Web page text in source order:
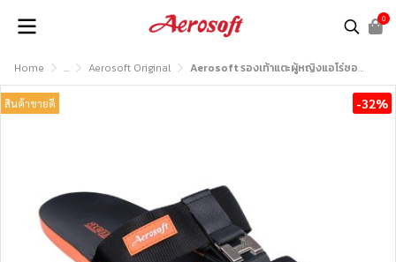
0
Home ... Aerosoft Original Aerosoft รองเท้าแตะผู้หญิงแอโร่ซอฟรุ่น EASY71
สินค้าขายดี -32%